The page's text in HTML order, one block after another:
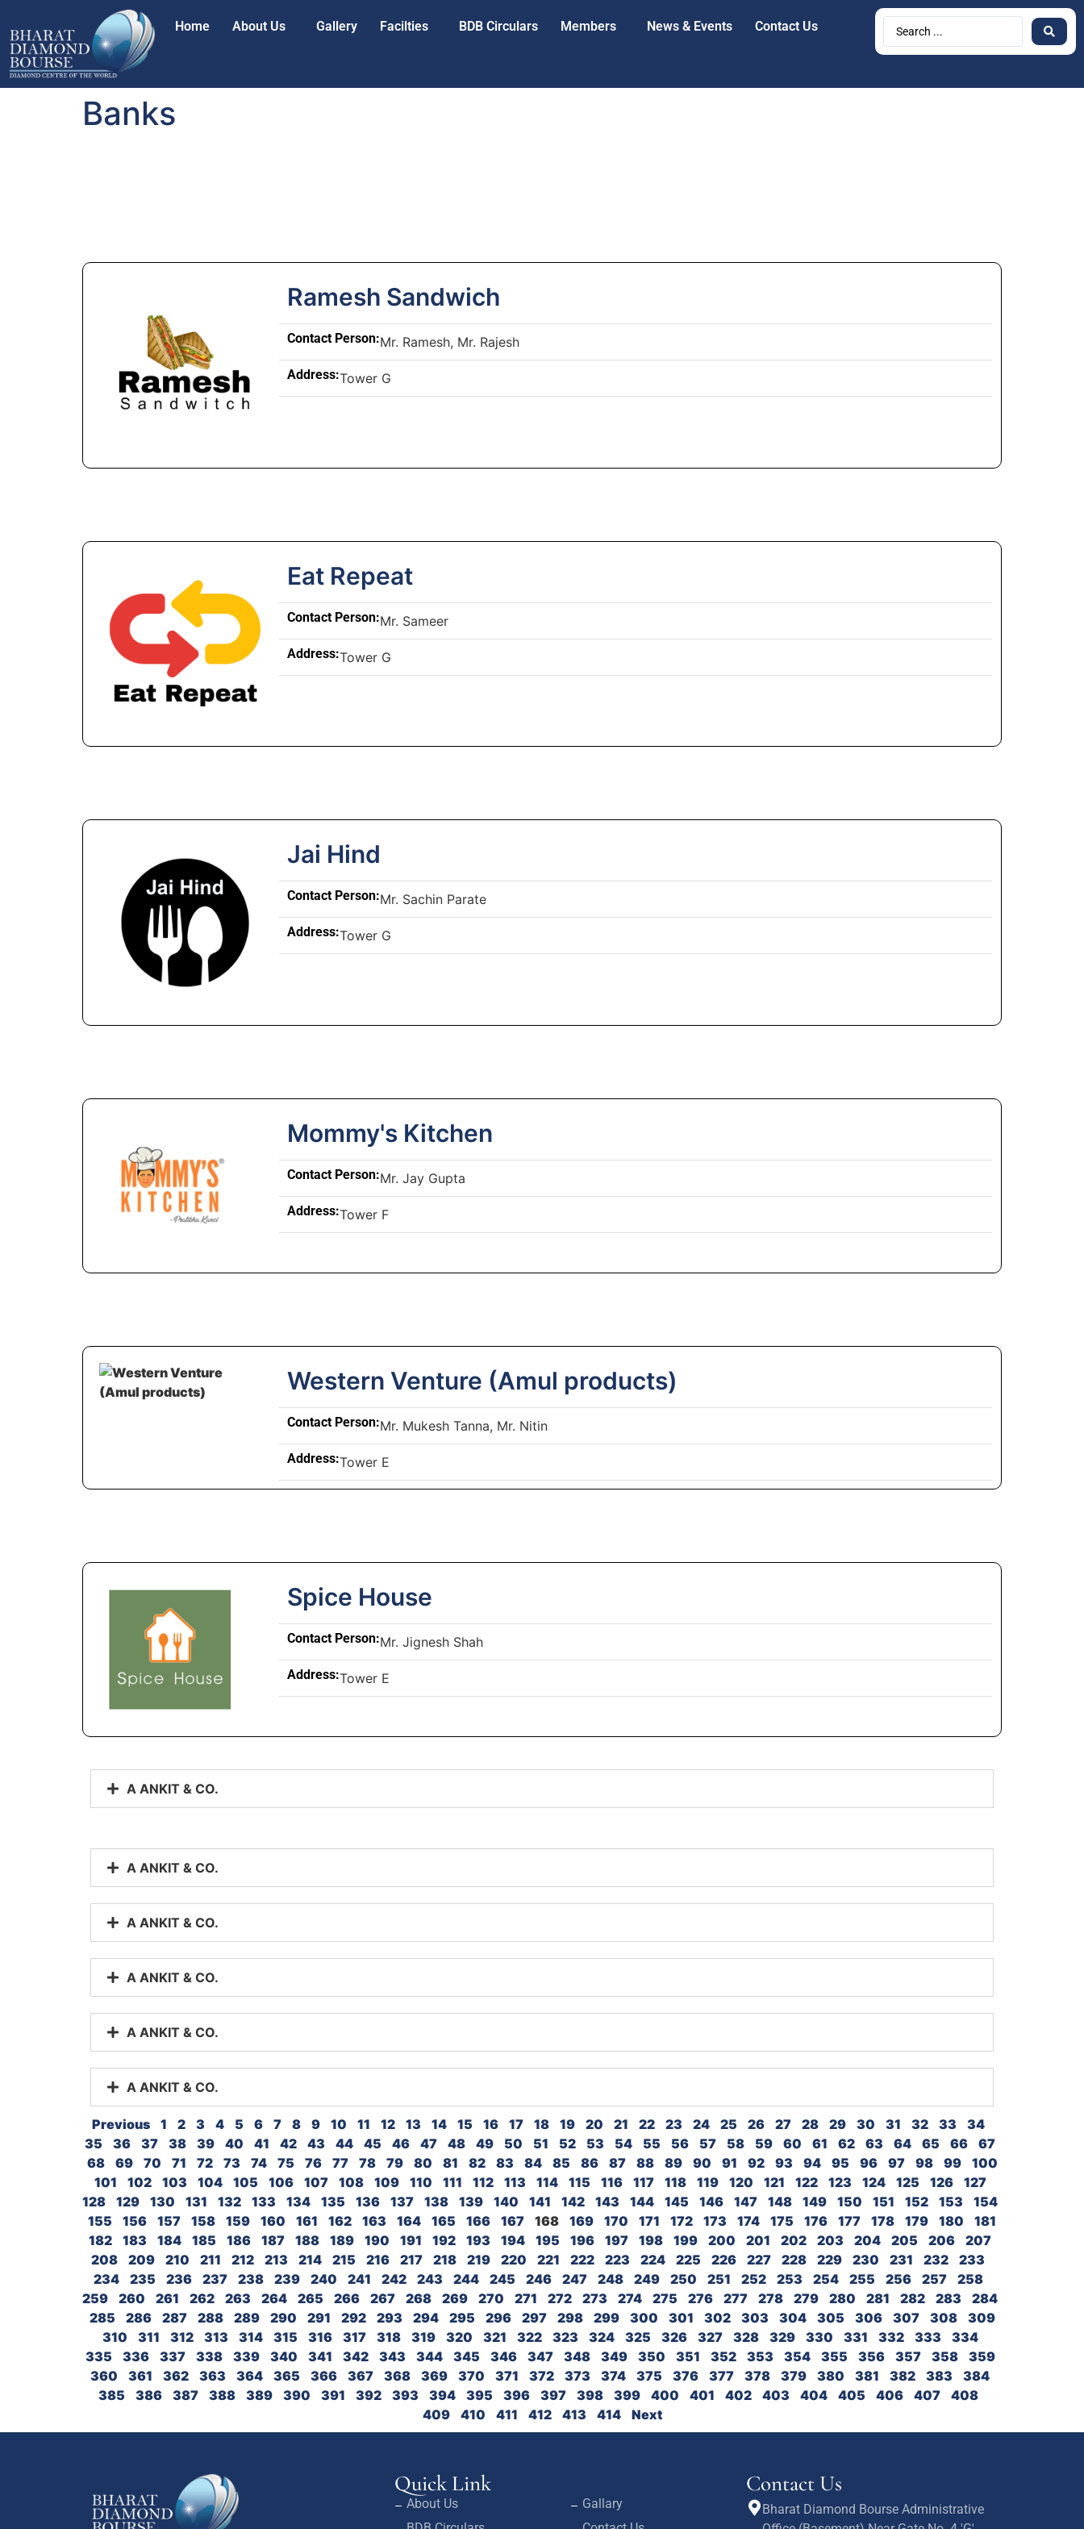
Home About Us Gallery Facilties BDB Circulars Members News & Events Contact Us
Banks
Ramesh Sandwich
Contact Person:Mr. Ramesh, Mr. Rajesh
Address:Tower G
Eat Repeat
Contact Person:Mr. Sameer
Address:Tower G
Jai Hind
Contact Person:Mr. Sachin Parate
Address:Tower G
Mommy's Kitchen
Contact Person:Mr. Jay Gupta
Address:Tower F
Western Venture (Amul products)
Contact Person:Mr. Mukesh Tanna, Mr. Nitin
Address:Tower E
Spice House
Contact Person:Mr. Jignesh Shah
Address:Tower E
A ANKIT & CO.
A ANKIT & CO.
A ANKIT & CO.
A ANKIT & CO.
A ANKIT & CO.
A ANKIT & CO.
Previous 1 2 3 4 5 6 7 8 9 10 11 12 13 14 15 16 17 18 19 20 21 22 23 24 25 26 27 28 29 30 31 32 33
34
35
36 37 38 39 40 41 42 43 44 45 46 47 48 49 50 51 52 53 54 55 56 57 58 59 60 61 62 63 64 65 66
67
68
69 70 71 72 73 74 75 76 77 78 79 80 81 82 83 84 85 86 87 88 89 90 91 92 93 94 95 96 97 98 99
100
101
102 103 104 105 106 107 108 109 110 111 112 113 114 115 116 117 118 119 120 121 122 123 124 125 126
127
128
129 130 131 132 133 134 135 136 137 138 139 140 141 142 143 144 145 146 147 148 149 150 151 152 153
154
155
156 157 158 159 160 161 162 163 164 165 166 167 168 169 170 171 172 173 174 175 176 177 178 179 180
181
182
183 184 185 186 187 188 189 190 191 192 193 194 195 196 197 198 199 200 201 202 203 204 205 206
207
208
209 210 211 212 213 214 215 216 217 218 219 220 221 222 223 224 225 226 227 228 229 230 231 232
233
234
235 236 237 238 239 240 241 242 243 244 245 246 247 248 249 250 251 252 253 254 255 256 257
258
259
260 261 262 263 264 265 266 267 268 269 270 271 272 273 274 275 276 277 278 279 280 281 282 283
284
285
286 287 288 289 290 291 292 293 294 295 296 297 298 299 300 301 302 303 304 305 306 307 308
309
310
311 312 313 314 315 316 317 318 319 320 321 322 323 324 325 326 327 328 329 330 331 332 333
334
335
336 337 338 339 340 341 342 343 344 345 346 347 348 349 350 351 352 353 354 355 356 357 358
359
360
361 362 363 364 365 366 367 368 369 370 371 372 373 374 375 376 377 378 379 380 381 382 383
384
385
386 387 388 389 390 391 392 393 394 395 396 397 398 399 400 401 402 403 404 405 406 407
408
409
410 411 412 413 414 Next
Quick Link
About Us
Gallary
Contact Us
Bharat Diamond Bourse Administrative